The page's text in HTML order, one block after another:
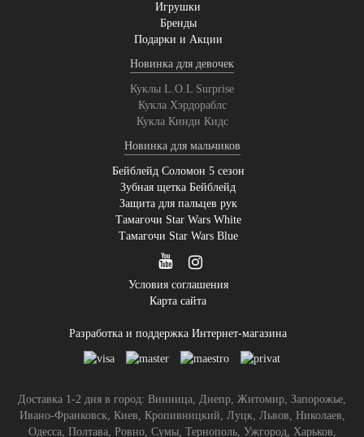
Игрушки
Бренды
Подарки и Акции
Новинка для девочек
Куклы L.O.L Surprise
Кукла Хэрдораблс
Кукла Кинди Кидс
Новинка для мальчиков
Бейблейд Соломон 5 сезон
Зубная щетка Бейблейд
Защита для пальцев рук
Тамагочи Star Wars White
Тамагочи Star Wars Blue
Условия соглашения
Карта сайта
Разработка и поддержка Интернет-магазина
Доставка 1-2 дня в город: Винница, Днепр, Житомир, Запорожье,
Ивано-Франковск, Киев, Кропивницкий, Луцк, Львов, Николаев,
Одесса, Полтава, Ровно, Сумы, Тернополь, Ужгород, Харьков,